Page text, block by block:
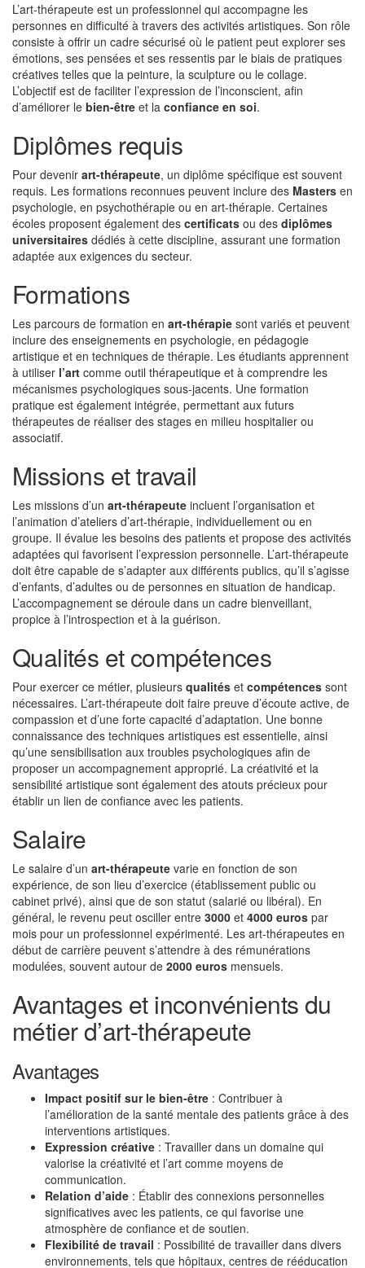
L’art-thérapeute est un professionnel qui accompagne les
personnes en difficulté à travers des activités artistiques. Son rôle
consiste à offrir un cadre sécurisé où le patient peut explorer ses
émotions, ses pensées et ses ressentis par le biais de pratiques
créatives telles que la peinture, la sculpture ou le collage.
L’objectif est de faciliter l’expression de l’inconscient, afin
d’améliorer le bien-être et la confiance en soi.
Diplômes requis
Pour devenir art-thérapeute, un diplôme spécifique est souvent
requis. Les formations reconnues peuvent inclure des Masters en
psychologie, en psychothérapie ou en art-thérapie. Certaines
écoles proposent également des certificats ou des diplômes
universitaires dédiés à cette discipline, assurant une formation
adaptée aux exigences du secteur.
Formations
Les parcours de formation en art-thérapie sont variés et peuvent
inclure des enseignements en psychologie, en pédagogie
artistique et en techniques de thérapie. Les étudiants apprennent
à utiliser l’art comme outil thérapeutique et à comprendre les
mécanismes psychologiques sous-jacents. Une formation
pratique est également intégrée, permettant aux futurs
thérapeutes de réaliser des stages en milieu hospitalier ou
associatif.
Missions et travail
Les missions d’un art-thérapeute incluent l’organisation et
l’animation d’ateliers d’art-thérapie, individuellement ou en
groupe. Il évalue les besoins des patients et propose des activités
adaptées qui favorisent l’expression personnelle. L’art-thérapeute
doit être capable de s’adapter aux différents publics, qu’il s’agisse
d’enfants, d’adultes ou de personnes en situation de handicap.
L’accompagnement se déroule dans un cadre bienveillant,
propice à l’introspection et à la guérison.
Qualités et compétences
Pour exercer ce métier, plusieurs qualités et compétences sont
nécessaires. L’art-thérapeute doit faire preuve d’écoute active, de
compassion et d’une forte capacité d’adaptation. Une bonne
connaissance des techniques artistiques est essentielle, ainsi
qu’une sensibilisation aux troubles psychologiques afin de
proposer un accompagnement approprié. La créativité et la
sensibilité artistique sont également des atouts précieux pour
établir un lien de confiance avec les patients.
Salaire
Le salaire d’un art-thérapeute varie en fonction de son
expérience, de son lieu d’exercice (établissement public ou
cabinet privé), ainsi que de son statut (salarié ou libéral). En
général, le revenu peut osciller entre 3000 et 4000 euros par
mois pour un professionnel expérimenté. Les art-thérapeutes en
début de carrière peuvent s’attendre à des rémunérations
modulées, souvent autour de 2000 euros mensuels.
Avantages et inconvénients du
métier d’art-thérapeute
Avantages
Impact positif sur le bien-être : Contribuer à
l’amélioration de la santé mentale des patients grâce à des
interventions artistiques.
Expression créative : Travailler dans un domaine qui
valorise la créativité et l’art comme moyens de
communication.
Relation d’aide : Établir des connexions personnelles
significatives avec les patients, ce qui favorise une
atmosphère de confiance et de soutien.
Flexibilité de travail : Possibilité de travailler dans divers
environnements, tels que hôpitaux, centres de rééducation